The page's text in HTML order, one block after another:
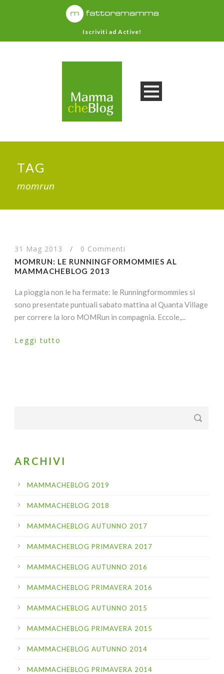
Iscriviti ad Active!
TAG
momrun
31 Mag 2013 / 0 Commenti
MOMRUN: LE RUNNINGFORMOMMIES AL
MAMMACHEBLOG 2013
La pioggia non le ha fermate: le Runningformommies si
sono presentate puntuali sabato mattina al Quanta Village
per correre la loro MOMRun in compagnia. Eccole,...
Leggi tutto
ARCHIVI
MAMMACHEBLOG 2019
MAMMACHEBLOG 2018
MAMMACHEBLOG AUTUNNO 2017
MAMMACHEBLOG PRIMAVERA 2017
MAMMACHEBLOG AUTUNNO 2016
MAMMACHEBLOG PRIMAVERA 2016
MAMMACHEBLOG AUTUNNO 2015
MAMMACHEBLOG PRIMAVERA 2015
MAMMACHEBLOG AUTUNNO 2014
MAMMACHEBLOG PRIMAVERA 2014